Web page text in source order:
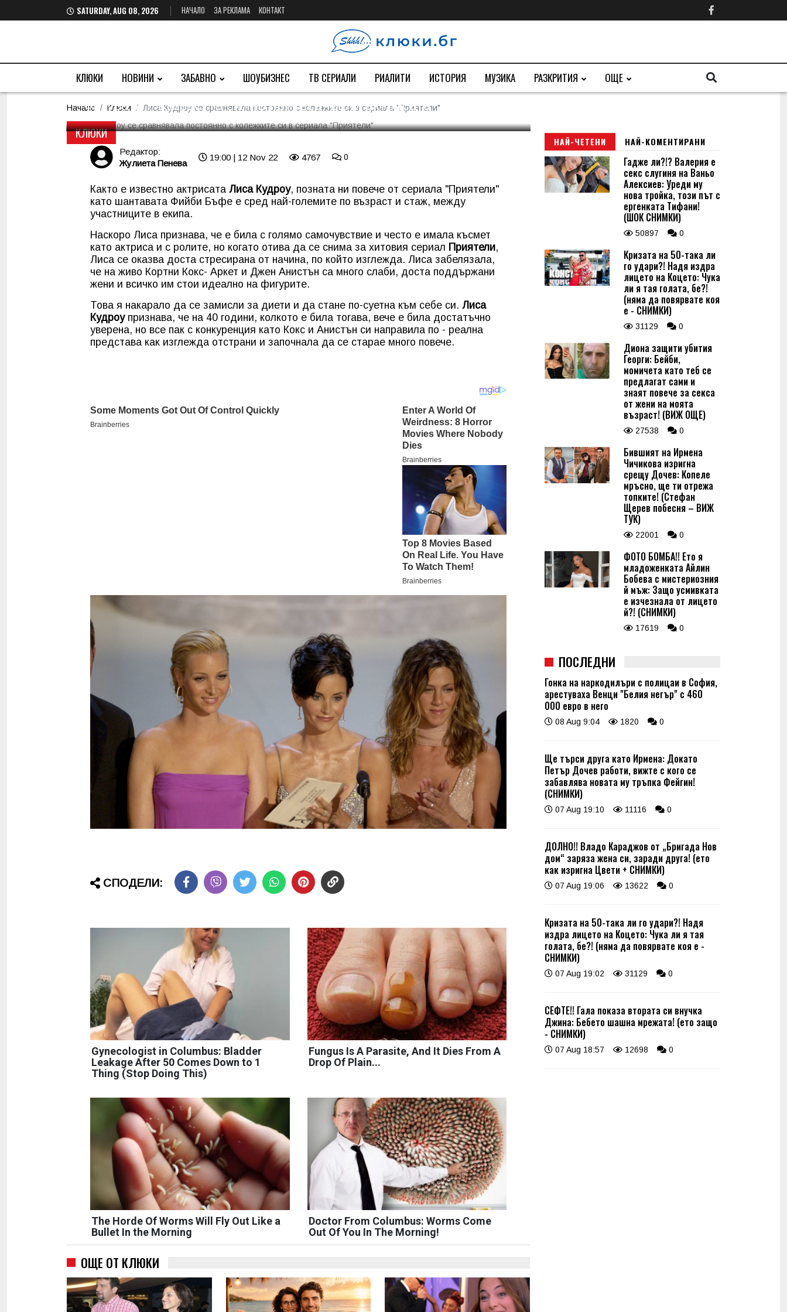
SATURDAY, AUG 08, 2026 НАЧАЛО ЗА РЕКЛАМА КОНТАКТ
КЛЮКИ НОВИНИ ЗАБАВНО ШОУБИЗНЕС ТВ СЕРИАЛИ РИАЛИТИ ИСТОРИЯ МУЗИКА РАЗКРИТИЯ ОЩЕ
Начало Клюки Лиса Кудроу се сравнявала постоянно с колежките си в сериала "Приятели"
КЛЮКИ
Лиса Кудроу се сравнявала постоянно с
колежките си в сериала "Приятели"
Фигурата и възрастта силно притеснявали актрисата
Редактор:
Жулиета Пенева
19:00 | 12 Nov 22 4767 0
Както е известно актрисата Лиса Кудроу, позната ни повече от сериала "Приятели"
като шантавата Фийби Бъфе е сред най-големите по възраст и стаж, между
участниците в екипа.
Наскоро Лиса признава, че е била с голямо самочувствие и често е имала късмет
като актриса и с ролите, но когато отива да се снима за хитовия сериал Приятели,
Лиса се оказва доста стресирана от начина, по който изглежда. Лиса забелязала,
че на живо Кортни Кокс- Аркет и Джен Анистън са много слаби, доста поддържани
жени и всичко им стои идеално на фигурите.
Това я накарало да се замисли за диети и да стане по-суетна към себе си. Лиса
Кудроупризнава, че на 40 години, колкото е била тогава, вече е била достатъчно
уверена, но все пак с конкуренция като Кокс и Анистън си направила по - реална
представа как изглежда отстрани и започнала да се старае много повече.
СПОДЕЛИ:
Gynecologist in Columbus: Bladder
Leakage After 50 Comes Down to 1
Thing (Stop Doing This)
Fungus Is A Parasite, And It Dies From A
Drop Of Plain...
The Horde Of Worms Will Fly Out Like a
Bullet In the Morning
Doctor From Columbus: Worms Come
Out Of You In The Morning!
ОЩЕ ОТ КЛЮКИ
НАЙ-ЧЕТЕНИ НАЙ-КОМЕНТИРАНИ
Гадже ли?!? Валерия е
секс слугиня на Ваньо
Алексиев: Уреди му
нова тройка, този път с
ергенката Тифани!
(ШОК СНИМКИ)
50897 0
Кризата на 50-така ли
го удари?! Надя издра
лицето на Коцето: Чука
ли я тая голата, бе?!
(няма да повярвате коя
е - СНИМКИ)
31129 0
Диона защити убития
Георги: Бейби,
момичета като теб се
предлагат сами и
знаят повече за секса
от жени на моята
възраст! (ВИЖ ОЩЕ)
27538 0
Бившият на Ирмена
Чичикова изригна
срещу Дочев: Копеле
мръсно, ще ти отрежа
топките! (Стефан
Щерев побесня – ВИЖ
ТУК)
22001 0
ФОТО БОМБА!! Ето я
младоженката Айлин
Бобева с мистериозния
й мъж: Защо усмивката
е изчезнала от лицето
й?! (СНИМКИ)
17619 0
ПОСЛЕДНИ
Гонка на наркодилъри с полицаи в София,
арестуваха Венци "Белия негър" с 460
000 евро в него
08 Aug 9:04 1820 0
Ще търси друга като Ирмена: Докато
Петър Дочев работи, вижте с кого се
забавлява новата му тръпка Фейгин!
(СНИМКИ)
07 Aug 19:10 11116 0
ДОЛНО!! Владо Караджов от „Бригада Нов
дом“ заряза жена си, заради друга! (ето
как изригна Цвети + СНИМКИ)
07 Aug 19:06 13622 0
Кризата на 50-така ли го удари?! Надя
издра лицето на Коцето: Чука ли я тая
голата, бе?! (няма да повярвате коя е -
СНИМКИ)
07 Aug 19:02 31129 0
СЕФТЕ!! Гала показа втората си внучка
Джина: Бебето шашна мрежата! (ето защо
- СНИМКИ)
07 Aug 18:57 12698 0